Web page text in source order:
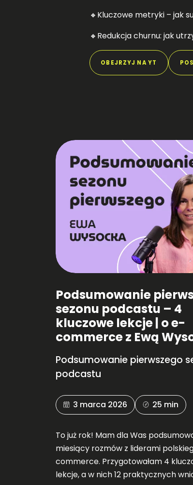
🔸Kluczowe metryki – jak
🔸Redukcja churnu: jak
OBEJRZYJ NA YT
Podsumowanie
sezonu podcastu – 4
kluczowe lekcje | o e-
commerce z Ewą
Podsumowanie pierwszego
podcastu
3 marca 2026 25 min
To już rok! Mam dla Was
miesiący rozmów z liderami
commerce. Przygotowałam 4
lekcje, a w nich 12 praktycznych